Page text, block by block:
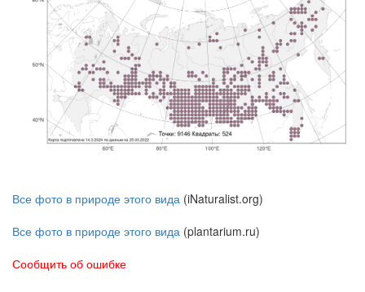
Все фото в природе этого вида (iNaturalist.org)
Все фото в природе этого вида (plantarium.ru)
Сообщить об ошибке